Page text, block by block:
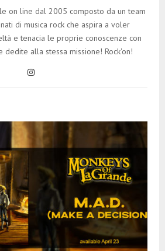
on line dal 2005 composto da un team
di musica rock che aspira a voler
e tenacia le proprie conoscenze con
dedite alla stessa missione! Rock'on!